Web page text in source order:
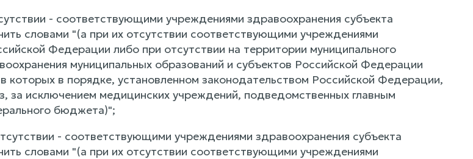
- соответствующими учреждениями здравоохранения субъекта
словами "(а при их отсутствии соответствующими учреждениями
Федерации либо при отсутствии на территории муниципального
муниципальных образований и субъектов Российской Федерации
которых в порядке, установленном законодательством Российской Федерации,
за исключением медицинских учреждений, подведомственных главным
бюджета)";
- соответствующими учреждениями здравоохранения субъекта
словами "(а при их отсутствии соответствующими учреждениями